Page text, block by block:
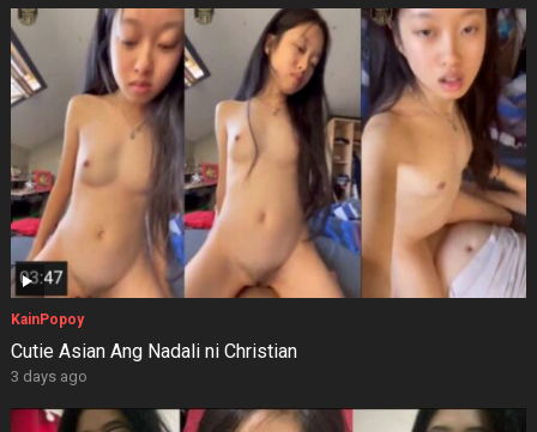
KainPopoy
Cutie Asian Ang Nadali ni Christian
3 days ago